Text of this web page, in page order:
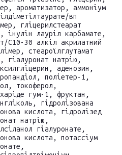
ароматизатор, аммоніум
вп
гліцерилстеарат
інулін лауріл карбамате,
С10-30 алкіл акрилатний
стеароїлглутамат
гіалуронат натрію,
аденозин,
поліетер-1,
токоферол,
гум-1, фруктан,
гідролізована
кислота, гідролізед
натрію,
гіалуронате,
кислота, потассіум